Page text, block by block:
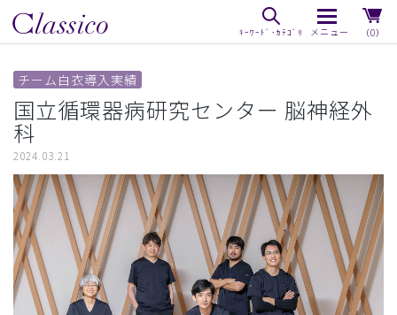
（0）
チーム白衣導入実績
国立循環器病研究センター 脳神経外
科
2024.03.21